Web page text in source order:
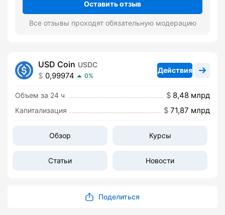
Оставить отзыв
Все отзывы проходят обязательную модерацию
USD Coin USDC
0,99974 0%
Объем за 24 ч 8,48 млрд
Капитализация 71,87 млрд
Действия
Обзор Курсы
Статьи Новости
Поделиться